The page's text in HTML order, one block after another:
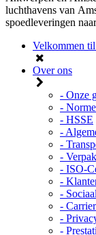
luchthavens van
spoedleveringen
Velkommen
Over ons
- Onze
-
- HSSE
-
-
-
- ISO-
-
-
-
-
-